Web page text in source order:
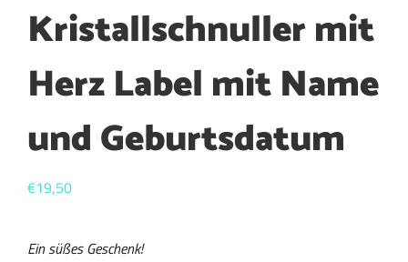
Kristallschnuller mit
Herz Label mit Name
und Geburtsdatum
€19,50
Ein süßes Geschenk!